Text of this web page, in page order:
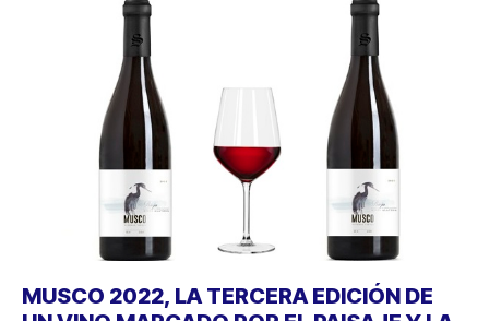
MUSCO 2022, LA TERCERA EDICIÓN DE